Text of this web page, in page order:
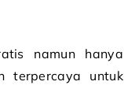
namun hanya
terpercaya untuk